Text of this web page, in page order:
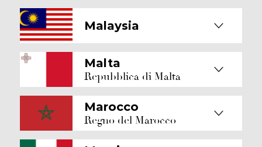
Malaysia
Malta
Repubblica di Malta
Marocco
Regno del Marocco